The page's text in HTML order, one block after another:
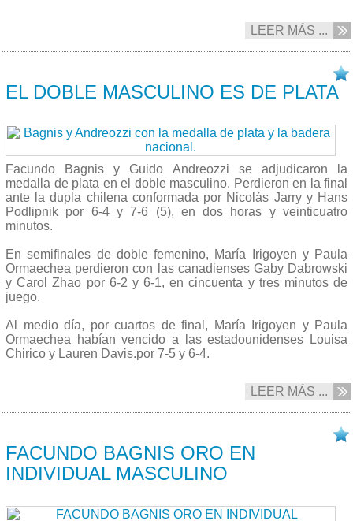
LEER MÁS ...
EL DOBLE MASCULINO ES DE PLATA
Facundo Bagnis y Guido Andreozzi se adjudicaron la
medalla de plata en el doble masculino. Perdieron en la final
ante la dupla chilena conformada por Nicolás Jarry y Hans
Podlipnik por 6-4 y 7-6 (5), en dos horas y veinticuatro
minutos.
En semifinales de doble femenino, María Irigoyen y Paula
Ormaechea perdieron con las canadienses Gaby Dabrowski
y Carol Zhao por 6-2 y 6-1, en cincuenta y tres minutos de
juego.
Al medio día, por cuartos de final, María Irigoyen y Paula
Ormaechea habían vencido a las estadounidenses Louisa
Chirico y Lauren Davis.por 7-5 y 6-4.
LEER MÁS ...
FACUNDO BAGNIS ORO EN
INDIVIDUAL MASCULINO